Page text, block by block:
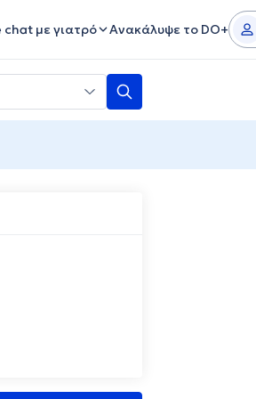
chat με γιατρό Ανακάλυψε το DO+